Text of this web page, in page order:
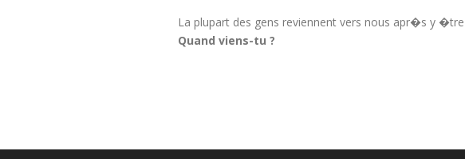
La plupart des gens reviennent vers nous apr�s y
Quand viens-tu ?